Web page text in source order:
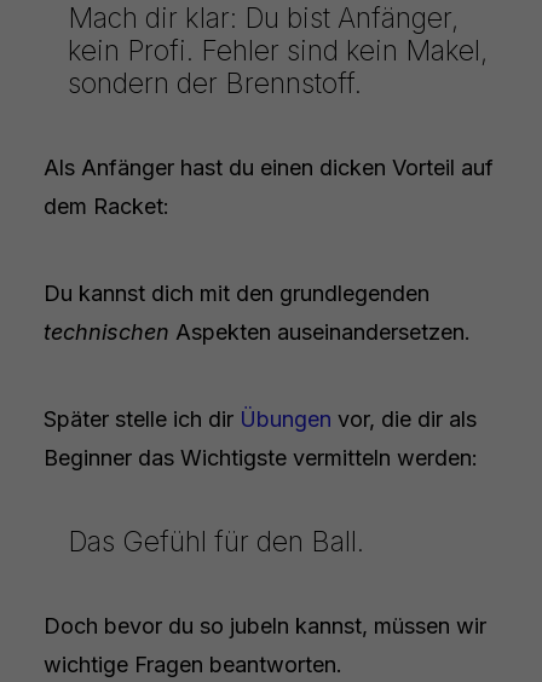
Mach dir klar: Du bist Anfänger,
kein Profi. Fehler sind kein Makel,
sondern der Brennstoff.
Als Anfänger hast du einen dicken Vorteil auf
dem Racket:
Du kannst dich mit den grundlegenden
technischen Aspekten auseinandersetzen.
Später stelle ich dir Übungen vor, die dir als
Beginner das Wichtigste vermitteln werden:
Das Gefühl für den Ball.
Doch bevor du so jubeln kannst, müssen wir
wichtige Fragen beantworten.